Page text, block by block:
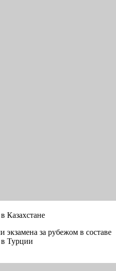
Казахстане
экзамена за рубежом в составе
в Турции